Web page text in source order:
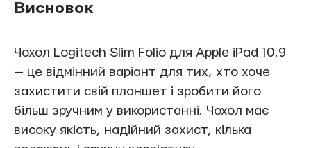
Висновок
Чохол Logitech Slim Folio для Apple iPad 10.9
— це відмінний варіант для тих, хто хоче
захистити свій планшет і зробити його
більш зручним у використанні. Чохол має
високу якість, надійний захист, кілька